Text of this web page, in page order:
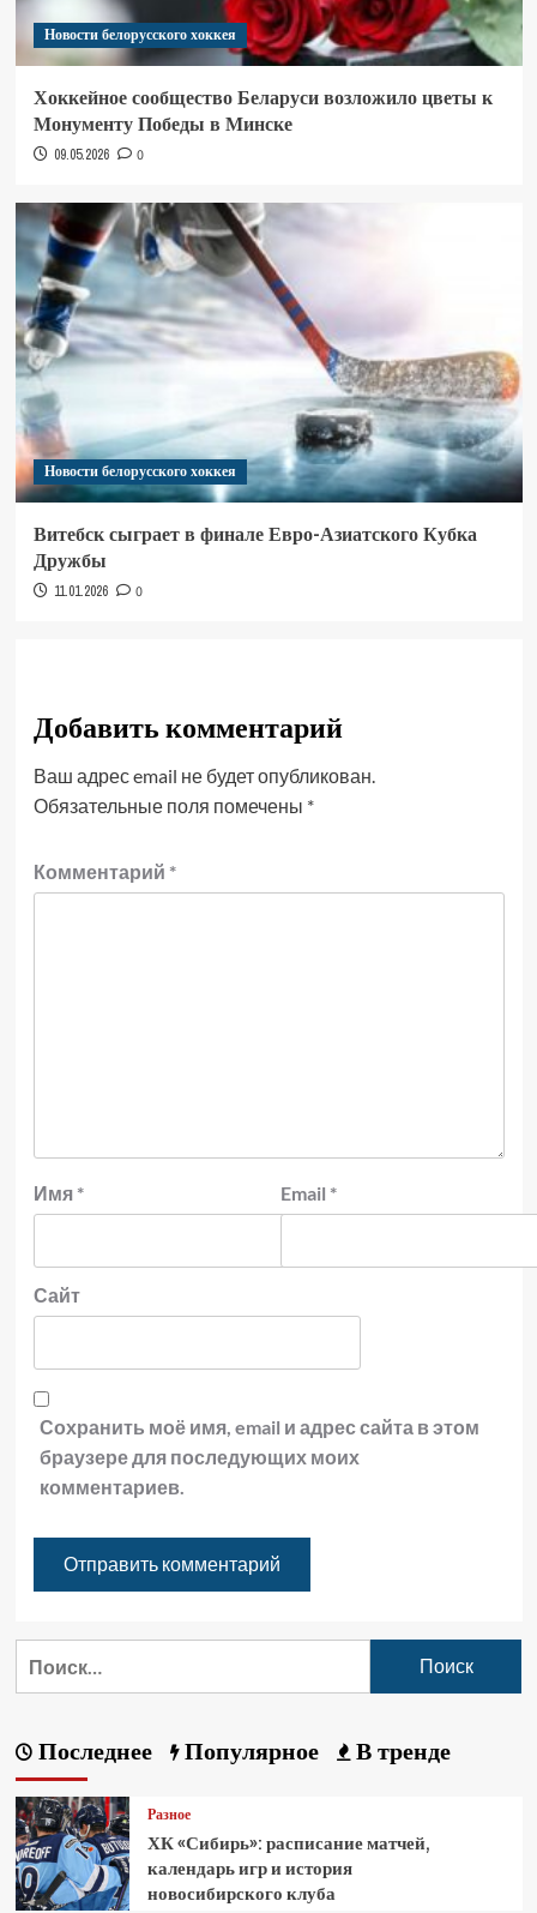
Новости белорусского хоккея
Хоккейное сообщество Беларуси возложило цветы к
Монументу Победы в Минске
09.05.2026 0
Новости белорусского хоккея
Витебск сыграет в финале Евро-Азиатского Кубка
Дружбы
11.01.2026 0
Добавить комментарий
Ваш адрес email не будет опубликован.
Обязательные поля помечены *
Комментарий *
Имя * Email *
Сайт
Сохранить моё имя, email и адрес сайта в этом
браузере для последующих моих
комментариев.
Последнее Популярное В тренде
Разное
ХК «Сибирь»: расписание матчей,
календарь игр и история
новосибирского клуба